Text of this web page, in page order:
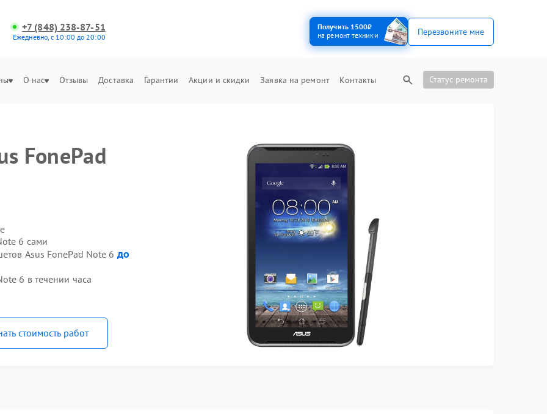
+7 (848) 238-87-51
Ежедневно, с 10:00 до 20:00
Получить 1500₽
на ремонт техники
Перезвоните мне
О нас Отзывы Доставка Гарантии Акции и скидки Заявка на ремонт Контакты Статус ремонта
FonePad
6 сами
Asus FonePad Note 6 до
6 в течении часа
стоимость работ